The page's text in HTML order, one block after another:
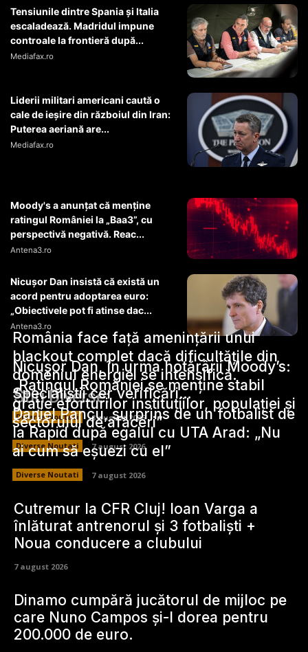
Tensiunile dintre Spania și Italia
escaladează. Madridul impune
controale la frontieră după...
Mediafax.ro
Liderii militari americani caută o
cale de ieșire din războiul din Iran:
Puterea aeriană are...
Mediafax.ro
Moody's a anunțat că menține
ratingul României la „Baa3”, cu
perspectivă negativă. Reac...
Antena3.ro
Nicușor Dan insistă că există un
acord pentru adoptarea euro:
„Obiectivele pot fi atinse dac...
Antena3.ro
Stiri Diverse:
România face față amenințării unui
blackout complet dacă dificultățile din
domeniul energiei se intensifică.
Specialiștii cer verificări…
Diverse Noutati 8 august 2026
Nicușor Dan, în urma hotărârii Moody’s:
„Ratingul României se menține stabil
grație eforturilor instituțiilor, populației și
sectorului de afaceri”
Diverse Noutati 7 august 2026
Daniel Pancu, surprins de un fotbalist de
la Rapid după egalul cu UTA Arad: „Nu
ai cum să eșuezi cu el”
Diverse Noutati 7 august 2026
Cutremur la CFR Cluj! Ioan Varga a
înlăturat antrenorul și 3 fotbaliști +
Noua conducere a clubului
7 august 2026
Dinamo cumpără jucătorul de mijloc pe
care Nuno Campos și-l dorea pentru
200.000 de euro.